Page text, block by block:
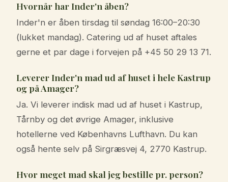
Hvornår har Inder'n åben?
Inder'n er åben tirsdag til søndag 16:00–20:30
(lukket mandag). Catering ud af huset aftales
gerne et par dage i forvejen på +45 50 29 13 71.
Leverer Inder'n mad ud af huset i hele Kastrup
og på Amager?
Ja. Vi leverer indisk mad ud af huset i Kastrup,
Tårnby og det øvrige Amager, inklusive
hotellerne ved Københavns Lufthavn. Du kan
også hente selv på Sirgræsvej 4, 2770 Kastrup.
Hvor meget mad skal jeg bestille pr. person?